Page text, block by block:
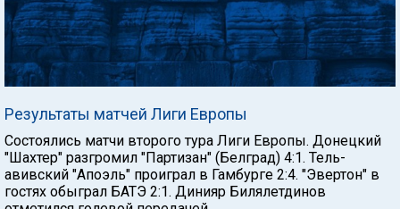
Результаты матчей Лиги Европы
Состоялись матчи второго тура Лиги Европы. Донецкий
"Шахтер" разгромил "Партизан" (Белград) 4:1. Тель-
авивский "Апоэль" проиграл в Гамбурге 2:4. "Эвертон" в
гостях обыграл БАТЭ 2:1. Динияр Билялетдинов